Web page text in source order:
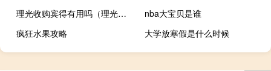
理光收购宾得有用吗（理光收购宾得）
nba大宝贝是谁
疯狂水果攻略
大学放寒假是什么时候